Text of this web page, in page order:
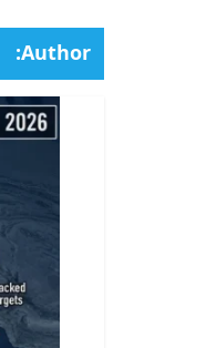
Author: